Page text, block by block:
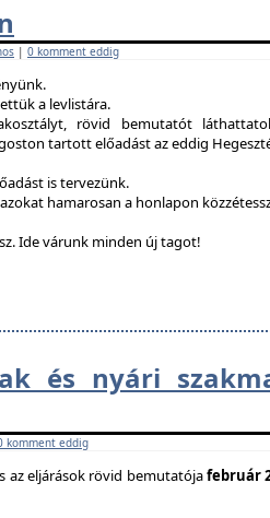
| 0 komment eddig
a levlistára.
rövid bemutatót
tartott előadást az eddig
is tervezünk.
hamarosan a honlapon
Ide várunk minden új tagot!
és nyári
komment eddig
az eljárások rövid bemutatójafebruár